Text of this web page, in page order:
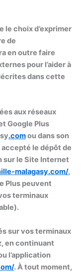
le choix d’exprimer
de
en outre faire
pour l’aider à
dans cette
aux réseaux
Google Plus
.comou dans son
le dépôt de
sur le Site Internet
malagasy.com/,
Plus peuvent
terminaux
sur vos terminaux
en continuant
l’application
. À tout moment,